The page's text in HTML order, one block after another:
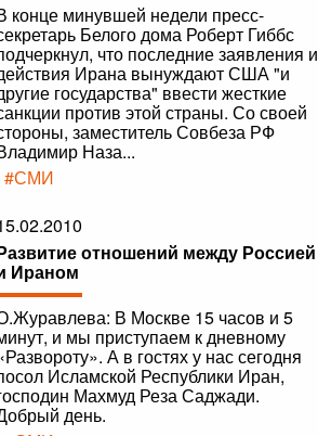
конце минувшей недели пресс-
Белого дома Роберт Гиббс
что последние заявления и
Ирана вынуждают США "и
государства" ввести жесткие
против этой страны. Со своей
заместитель Совбеза РФ
Наза...
#СМИ
отношений между Россией
Ираном
В Москве 15 часов и 5
и мы приступаем к дневному
А в гостях у нас сегодня
Исламской Республики Иран,
Махмуд Реза Саджади.
день.